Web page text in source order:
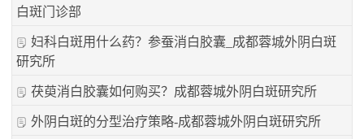
白斑门诊部
妇科白斑用什么药？参蚕消白胶囊_成都蓉城外阴白斑
研究所
茯萸消白胶囊如何购买？成都蓉城外阴白斑研究所
外阴白斑的分型治疗策略-成都蓉城外阴白斑研究所